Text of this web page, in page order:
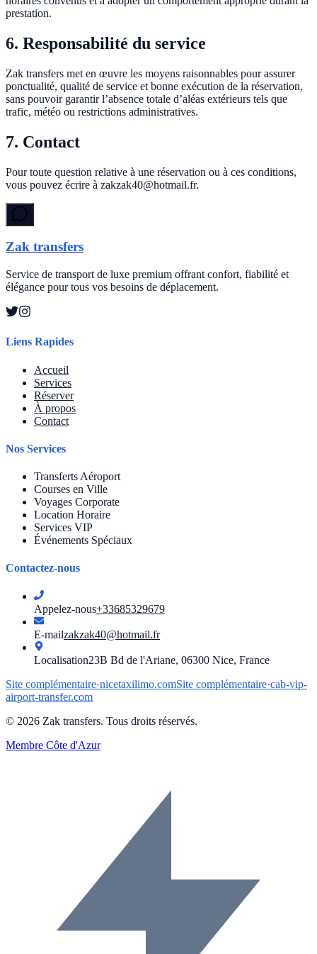
prestation.
6. Responsabilité du service
Zak transfers met en œuvre les moyens raisonnables pour assurer
ponctualité, qualité de service et bonne exécution de la réservation,
sans pouvoir garantir l’absence totale d’aléas extérieurs tels que
trafic, météo ou restrictions administratives.
7. Contact
Pour toute question relative à une réservation ou à ces conditions,
vous pouvez écrire à zakzak40@hotmail.fr.
Zak transfers
Service de transport de luxe premium offrant confort, fiabilité et
élégance pour tous vos besoins de déplacement.
Liens Rapides
Accueil
Services
Réserver
À propos
Contact
Nos Services
Transferts Aéroport
Courses en Ville
Voyages Corporate
Location Horaire
Services VIP
Événements Spéciaux
Contactez-nous
Appelez-nous+33685329679
E-mailzakzak40@hotmail.fr
Localisation23B Bd de l'Ariane, 06300 Nice, France
Site complémentaire·nicetaxilimo.comSite complémentaire·cab-vip-
airport-transfer.com
© 2026 Zak transfers. Tous droits réservés.
Membre Côte d'Azur